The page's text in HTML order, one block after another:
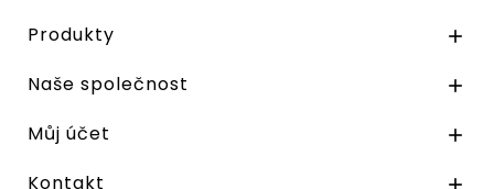
Produkty 
Naše společnost 
Můj účet 
Kontakt 